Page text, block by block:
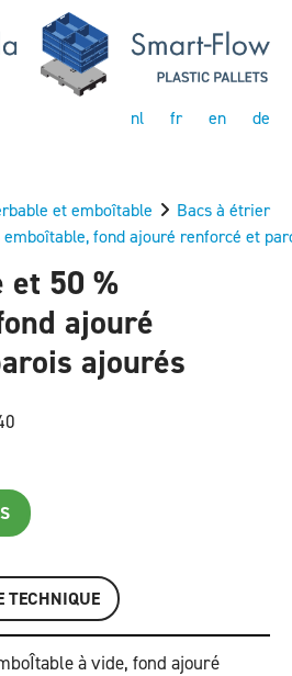
nl fr en de
et emboîtable
Bacs à étrier
emboîtable, fond ajouré renforcé et
et 50 %
ajouré
ajourés
TECHNIQUE
à vide, fond ajouré